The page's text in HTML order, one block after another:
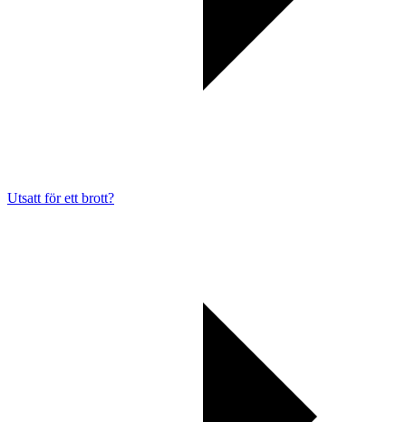
Utsatt för ett brott?